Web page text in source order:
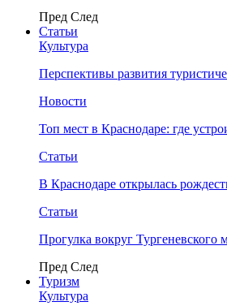
Пред След
Статьи
Культура
Перспективы развития
Новости
Топ мест в Краснодаре: где
Статьи
В Краснодаре открылась
Статьи
Прогулка вокруг Тургеневского
Пред След
Туризм
Культура